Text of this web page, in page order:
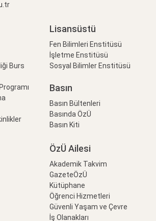
Burs
Lisansüstü
Fen Bilimleri Enstitüsü
İşletme Enstitüsü
Sosyal Bilimler Enstitüsü
Basın
Basın Bültenleri
Basında ÖzÜ
Basın Kiti
ÖzÜ Ailesi
Akademik Takvim
GazeteÖzÜ
Kütüphane
Öğrenci Hizmetleri
Güvenli Yaşam ve Çevre
İş Olanakları